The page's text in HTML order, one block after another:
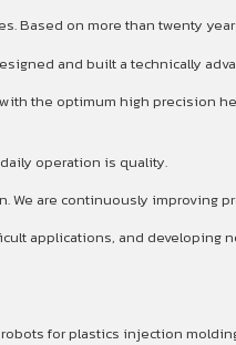
Based on more than twenty
and built a technically
the optimum high precision
daily operation is quality.
We are continuously improving
applications, and developing
for plastics injection